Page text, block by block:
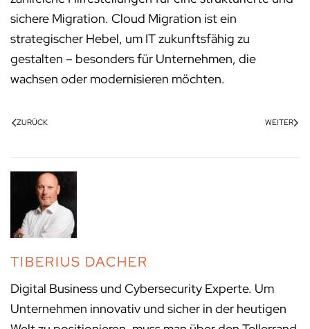
sichere Migration. Cloud Migration ist ein
strategischer Hebel, um IT zukunftsfähig zu
gestalten – besonders für Unternehmen, die
wachsen oder modernisieren möchten.
ZURÜCK WEITER
TIBERIUS DACHER
Digital Business und Cybersecurity Experte. Um
Unternehmen innovativ und sicher in der heutigen